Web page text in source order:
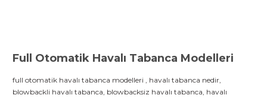
Full Otomatik Havalı Tabanca Modelleri
full otomatik havalı tabanca modelleri , havalı tabanca nedir,
blowbackli havalı tabanca, blowbacksiz havalı tabanca, havalı